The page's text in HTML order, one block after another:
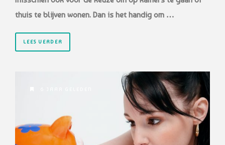
thuis te blijven wonen. Dan is het handig om …
LEES VERDER